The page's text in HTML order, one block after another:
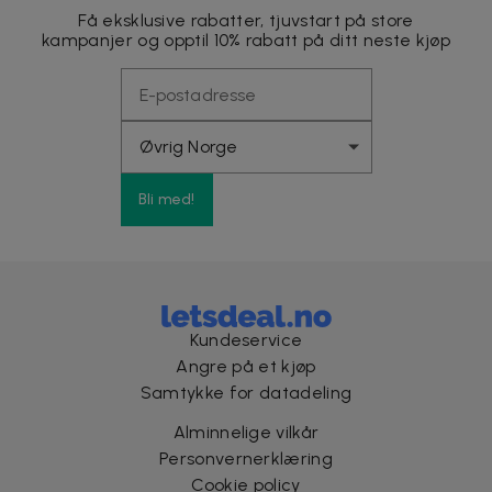
Få eksklusive rabatter, tjuvstart på store
kampanjer og opptil 10% rabatt på ditt neste kjøp
Bli med!
Kundeservice
Angre på et kjøp
Samtykke for datadeling
Alminnelige vilkår
Personvernerklæring
Cookie policy